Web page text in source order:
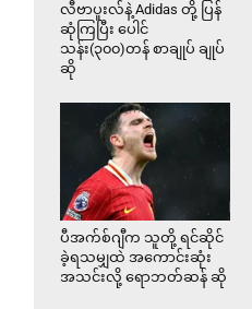
လီဗာပူးလ်နဲ့ Adidas တို့ ပြန်
ဆုံကြပြီး ပေါင်
သန်း(၃၀၀)တန် စာချုပ် ချုပ်
ဆို
ပီအက်စ်ဂျီက သူတို့ ရင်ဆိုင်
ခဲ့ရသမျှထဲ အကောင်းဆုံး
အသင်းလို့ ရောဘတ်ဆန် ဆို